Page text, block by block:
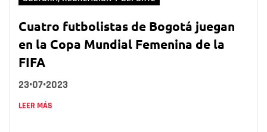
Cuatro futbolistas de Bogotá juegan
en la Copa Mundial Femenina de la
FIFA
23•07•2023
LEER MÁS